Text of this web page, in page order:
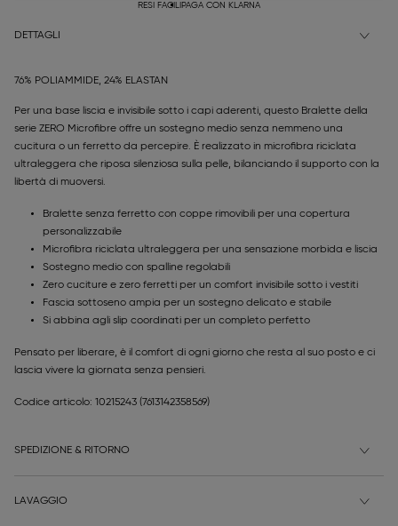
RESI FACILI PAGA CON KLARNA
DETTAGLI
76% POLIAMMIDE, 24% ELASTAN
Per una base liscia e invisibile sotto i capi aderenti, questo Bralette della
serie ZERO Microfibre offre un sostegno medio senza nemmeno una
cucitura o un ferretto da percepire. È realizzato in microfibra riciclata
ultraleggera che riposa silenziosa sulla pelle, bilanciando il supporto con la
libertà di muoversi.
Bralette senza ferretto con coppe rimovibili per una copertura
personalizzabile
Microfibra riciclata ultraleggera per una sensazione morbida e liscia
Sostegno medio con spalline regolabili
Zero cuciture e zero ferretti per un comfort invisibile sotto i vestiti
Fascia sottoseno ampia per un sostegno delicato e stabile
Si abbina agli slip coordinati per un completo perfetto
Pensato per liberare, è il comfort di ogni giorno che resta al suo posto e ci
lascia vivere la giornata senza pensieri.
Codice articolo: 10215243 (7613142358569)
SPEDIZIONE & RITORNO
LAVAGGIO